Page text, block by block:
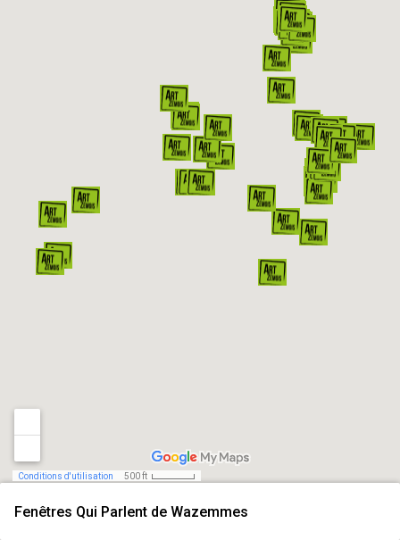
Fenêtres Qui Parlent de Wazemmes
Conditions d'utilisation 500 ft